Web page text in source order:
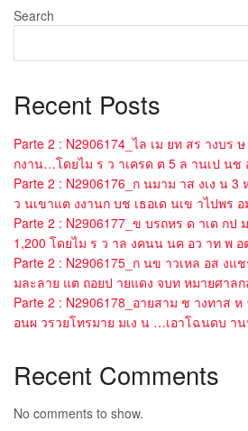
Search
Recent Posts
Parte 2 : N2906174_ไล เม ยท สร างบร
กงาน…โดยไม ร ว าเครด ต 5 ล านเป นช
Parte 2 : N2906176_ก นมาม าส งเง น
ว นเขาแต งงานก บช เธอเด นเข าไปพร
Parte 2 : N2906177_ข บรถหร ด าเด กป
1,200 โดยไม ร ว าล งคนน นค อว าท พ อ
Parte 2 : N2906175_ก นข าวเหล อส งแ
มละลาย แต ถอยป ายแดง จบท หมายศาล
Parte 2 : N2906178_อายสาม ช างทาส
อนผ วรวยโทรมาย มเง น …เอาโฉนดบ า
Recent Comments
No comments to show.